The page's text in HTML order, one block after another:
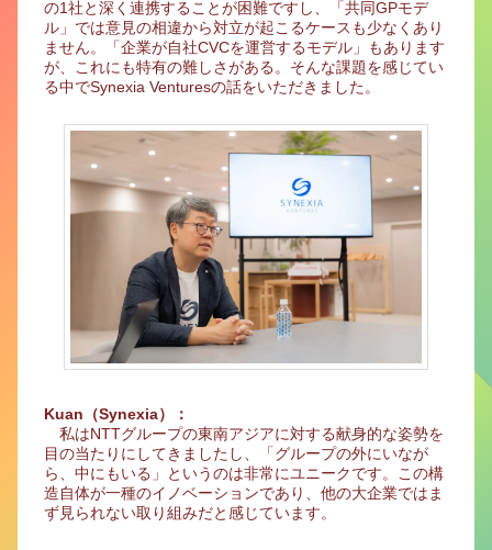
の1社と深く連携することが困難ですし、「共同GPモデ
ル」では意見の相違から対立が起こるケースも少なくあり
ません。「企業が自社CVCを運営するモデル」もあります
が、これにも特有の難しさがある。そんな課題を感じてい
る中でSynexia Venturesの話をいただきました。
Kuan（Synexia）：
私はNTTグループの東南アジアに対する献身的な姿勢を
目の当たりにしてきましたし、「グループの外にいなが
ら、中にもいる」というのは非常にユニークです。この構
造自体が一種のイノベーションであり、他の大企業ではま
ず見られない取り組みだと感じています。